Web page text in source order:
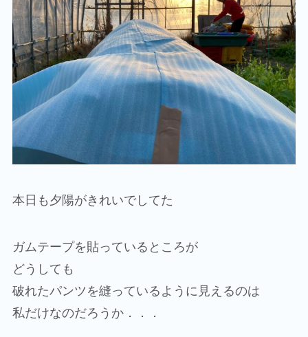
本日も夕陽がきれいでしてた
ガムテープを貼っているところが
どうしても
破れたパンツを縫っているように見えるのは
私だけなのだろうか．．．